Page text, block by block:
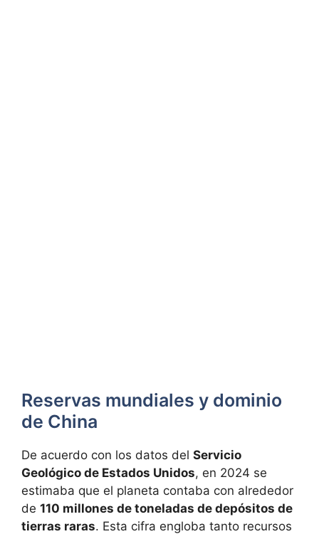
Reservas mundiales y dominio
de China
De acuerdo con los datos del Servicio
Geológico de Estados Unidos, en 2024 se
estimaba que el planeta contaba con alrededor
de 110 millones de toneladas de depósitos de
tierras raras. Esta cifra engloba tanto recursos